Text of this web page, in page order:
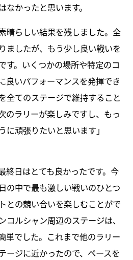
なかったと思います。
晴らしい結果を残しました。全
ましたが、もう少し良い戦いを
す。いくつかの場所や特定のコ
良いパフォーマンスを発揮でき
全てのステージで維持すること
のラリーが楽しみですし、もっ
に頑張りたいと思います」
終日はとても良かったです。今
の中で最も激しい戦いのひとつ
との競い合いを楽しむことがで
コルシャン周辺のステージは、
単でした。これまで他のラリー
ージに近かったので、ペースを